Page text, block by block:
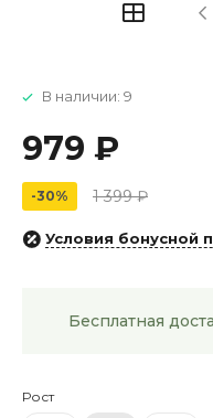
В наличии: 9
979 ₽
-30% 1 399 ₽
Условия бонусной
Бесплатная
Рост